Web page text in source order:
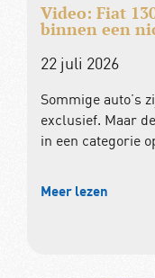
Video: Fiat
binnen een
22 juli 2026
Sommige auto’s
exclusief. Maar
in een categorie
Meer lezen